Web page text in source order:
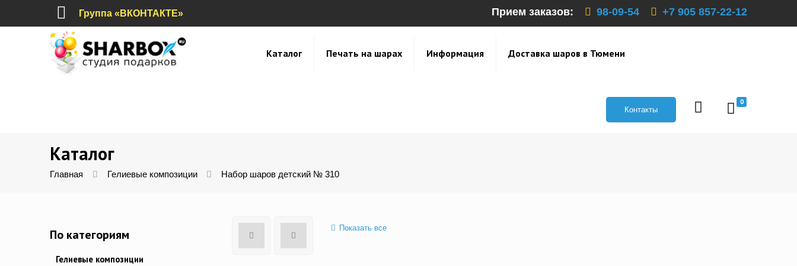
Прием заказов: 98-09-54 +7 905 857-22-12
Группа «ВКОНТАКТЕ»
Каталог Печать на шарах Информация Доставка шаров в Тюмени
0
Контакты
Каталог
Главная Гелиевые композиции Набор шаров детский № 310
Показать все
По категориям
Гелиевые композиции